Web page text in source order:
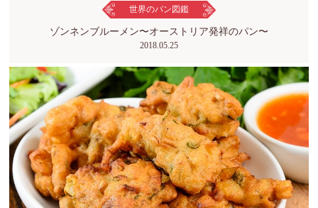
世界のパン図鑑
ゾンネンブルーメン〜オーストリア発祥のパン〜
2018.05.25